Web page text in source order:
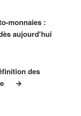
monnaies :
aujourd'hui
des